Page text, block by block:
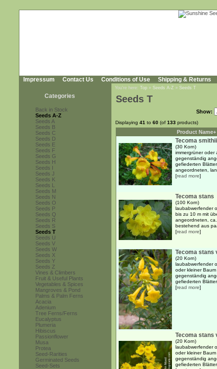
Impressum Contact Us Conditions of Use Shipping & Returns
Categories
Back in Stock
Seeds A-Z
Seeds A
Seeds B
Seeds C
Seeds D
Seeds E
Seeds F
Seeds G
Seeds H
Seeds I
Seeds J
Seeds K
Seeds L
Seeds M
Seeds N
Seeds O
Seeds P
Seeds Q
Seeds R
Seeds S
Seeds T
Seeds U
Seeds V
Seeds W
Seeds X
Seeds Y
Seeds Z
Vines & Climbers
Fruit & Useful Plants
Vegetables & Spices
Mangroves & Pond
Palms & Palm Ferns
Acacia
Adenium
Tree Ferns/Ferns
Eucalyptus
Plumeria
Hibiscus
Passionflower
Musa
Protea
Seed-Rarities
Germinated Seeds
Seed-Sets
You're here: Top » Seeds A-Z » Seeds T
Seeds T
Show:
Displaying 41 to 60 (of 133 products)
Product Name+
Tecoma smithii
(30 Korn)
immergrüner oder
gegenständig
gefiederten
angeordneten,
[read more]
Tecoma stans
(100 Korn)
laubabwerfender
bis zu 10 m mit
angeordneten,
bestehend aus
[read more]
Tecoma stans
(20 Korn)
laubabwerfender
oder kleiner
gegenständig
gefiederten
[read more]
Tecoma stans
(20 Korn)
laubabwerfender
oder kleiner
gegenständig
gefiederten